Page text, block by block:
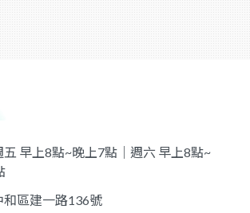
早上8點~晚上7點｜週六 早上8點~
和區建一路136號